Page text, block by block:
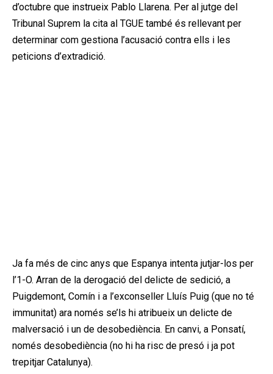
d’octubre que instrueix Pablo Llarena. Per al jutge del
Tribunal Suprem la cita al TGUE també és rellevant per
determinar com gestiona l’acusació contra ells i les
peticions d’extradició.
Ja fa més de cinc anys que Espanya intenta jutjar-los per
l’1-O. Arran de la derogació del delicte de sedició, a
Puigdemont, Comín i a l’exconseller Lluís Puig (que no té
immunitat) ara només se’ls hi atribueix un delicte de
malversació i un de desobediència. En canvi, a Ponsatí,
només desobediència (no hi ha risc de presó i ja pot
trepitjar Catalunya).